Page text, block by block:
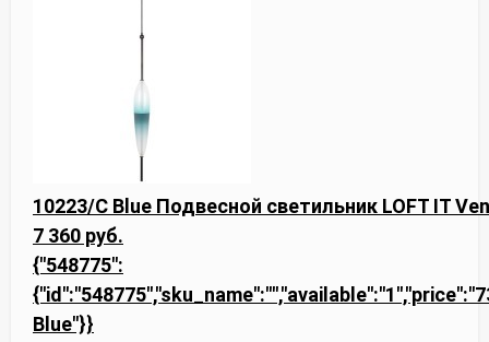
10223/C Blue Подвесной светильник LOFT IT
7 360 руб.
{"548775":
Blue"}}